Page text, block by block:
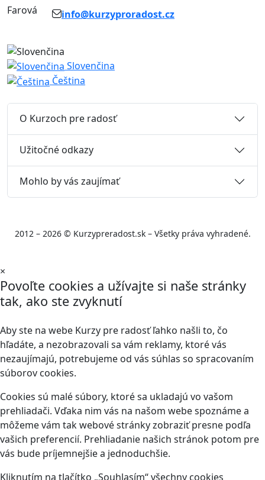
info@kurzyproradost.cz
Slovenčina
Čeština
O Kurzoch pre radosť
Užitočné odkazy
Mohlo by vás zaujímať
2012 – 2026 © Kurzypreradost.sk – Všetky práva vyhradené.
×
Povoľte cookies a užívajte si naše stránky
tak, ako ste zvyknutí
Aby ste na webe Kurzy pre radosť ľahko našli to, čo
hľadáte, a nezobrazovali sa vám reklamy, ktoré vás
nezaujímajú, potrebujeme od vás súhlas so spracovaním
súborov cookies.
Cookies sú malé súbory, ktoré sa ukladajú vo vašom
prehliadači. Vďaka nim vás na našom webe spoznáme a
môžeme vám tak webové stránky zobraziť presne podľa
vašich preferencií. Prehliadanie našich stránok potom pre
vás bude príjemnejšie a jednoduchšie.
Kliknutím na tlačítko „Souhlasím“ všechny cookies